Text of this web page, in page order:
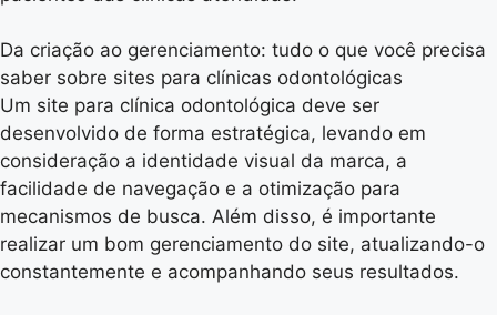
Da criação ao gerenciamento: tudo o que você precisa
saber sobre sites para clínicas odontológicas
Um site para clínica odontológica deve ser
desenvolvido de forma estratégica, levando em
consideração a identidade visual da marca, a
facilidade de navegação e a otimização para
mecanismos de busca. Além disso, é importante
realizar um bom gerenciamento do site, atualizando-o
constantemente e acompanhando seus resultados.